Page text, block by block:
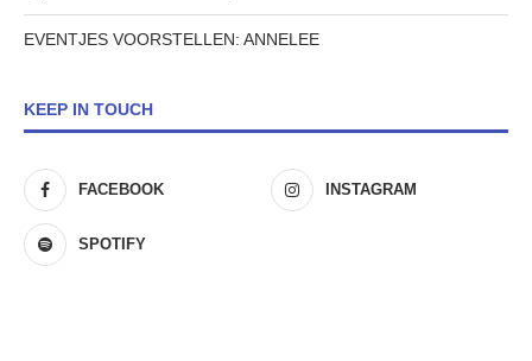
EVENTJES VOORSTELLEN: ANNELEE
KEEP IN TOUCH
FACEBOOK INSTAGRAM
SPOTIFY